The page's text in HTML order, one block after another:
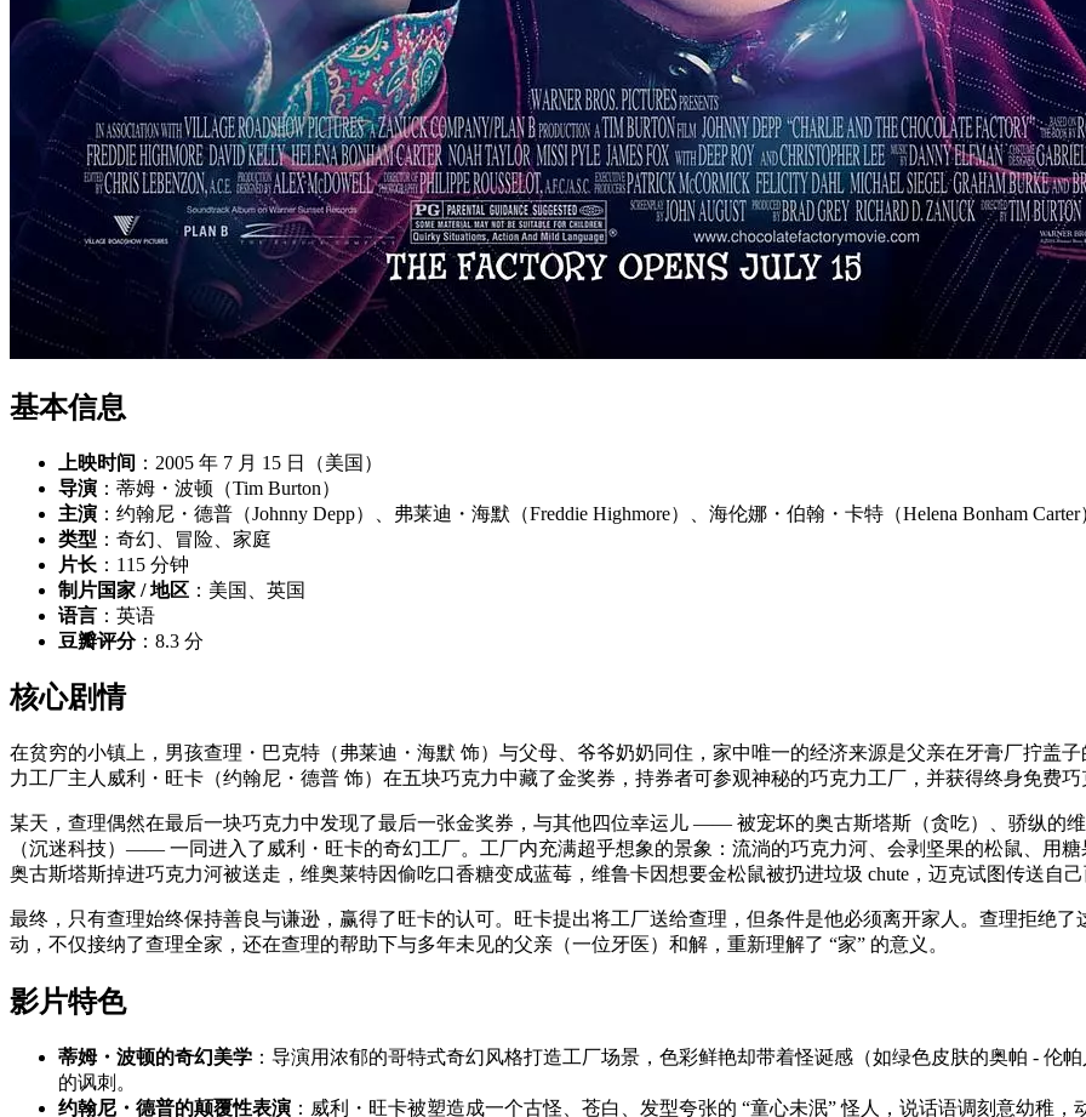
基本信息
上映时间 ：2005 年 7 月 15 日（美国）
导演 ：蒂姆・波顿（Tim Burton）
主演 ：约翰尼・德普（Johnny Depp）、弗莱迪・海默（Freddie Highmore）、海伦娜・伯翰・卡特（Helena Bonham Carter
类型 ：奇幻、冒险、家庭
片长 ：115 分钟
制片国家 / 地区 ：美国、英国
语言 ：英语
豆瓣评分：8.3 分
核心剧情
在贫穷的小镇上，男孩查理・巴克特（弗莱迪・海默 饰）与父母、爷爷奶奶同住，家中唯一的经济来源是父亲在牙膏厂拧盖
力工厂主人威利・旺卡（约翰尼・德普 饰）在五块巧克力中藏了金奖券，持券者可参观神秘的巧克力工厂，并获得终身免费巧
某天，查理偶然在最后一块巧克力中发现了最后一张金奖券，与其他四位幸运儿 —— 被宠坏的奥古斯塔斯（贪吃）、骄纵的
（沉迷科技）—— 一同进入了威利・旺卡的奇幻工厂。工厂内充满超乎想象的景象：流淌的巧克力河、会剥坚果的松鼠、用
奥古斯塔斯掉进巧克力河被送走，维奥莱特因偷吃口香糖变成蓝莓，维鲁卡因想要金松鼠被扔进垃圾 chute，迈克试图传送自
最终，只有查理始终保持善良与谦逊，赢得了旺卡的认可。旺卡提出将工厂送给查理，但条件是他必须离开家人。查理拒绝
动，不仅接纳了查理全家，还在查理的帮助下与多年未见的父亲（一位牙医）和解，重新理解了 “家” 的意义。
影片特色
蒂姆・波顿的奇幻美学 ：导演用浓郁的哥特式奇幻风格打造工厂场景，色彩鲜艳却带着怪诞感（如绿色皮肤的奥帕 - 伦
的讽刺。
约翰尼・德普的颠覆性表演 ：威利・旺卡被塑造成一个古怪、苍白、发型夸张的 “童心未泯” 怪人，说话语调刻意幼稚